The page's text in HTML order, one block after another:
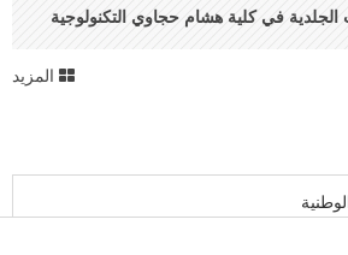
الجلدية في كلية هشام حجاوي التكنولوجية
المزيد